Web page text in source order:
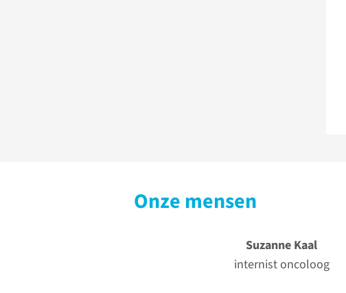
Onze mensen
Suzanne Kaal
internist oncoloog